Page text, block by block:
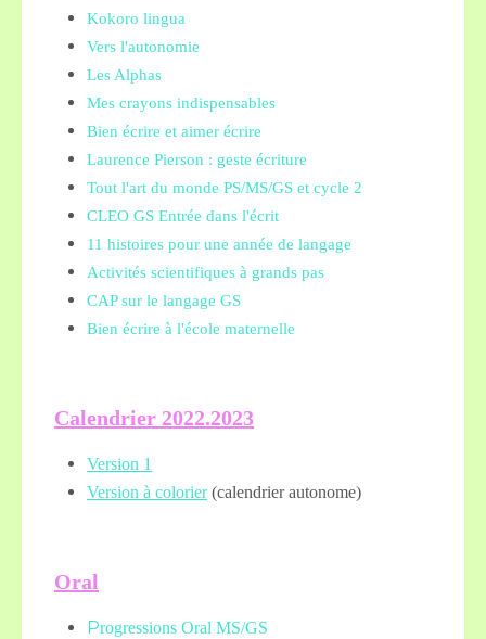
Kokoro lingua
Vers l'autonomie
Les Alphas
Mes crayons indispensables
Bien écrire et aimer écrire
Laurence Pierson : geste écriture
Tout l'art du monde PS/MS/GS et cycle 2
CLEO GS Entrée dans l'écrit
11 histoires pour une année de langage
Activités scientifiques à grands pas
CAP sur le langage GS
Bien écrire à l'école maternelle
Calendrier 2022.2023
Version 1
Version à colorier(calendrier autonome)
Oral
Progressions Oral MS/GS